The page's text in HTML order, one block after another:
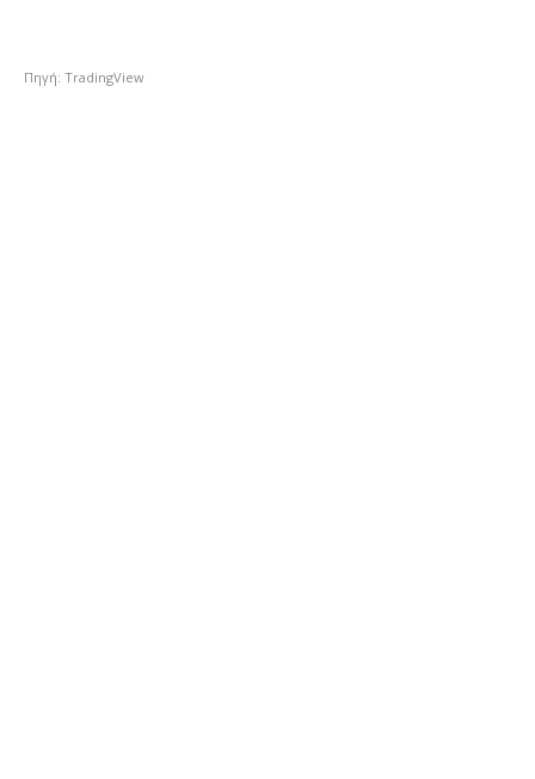
Πηγή: TradingView